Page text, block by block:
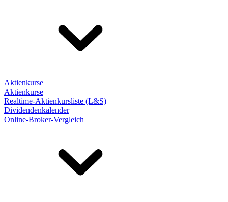
Aktienkurse
Aktienkurse
Realtime-Aktienkursliste (L&S)
Dividendenkalender
Online-Broker-Vergleich